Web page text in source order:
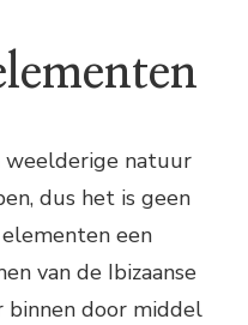
weelderige natuur
dus het is geen
een
van de Ibizaanse
binnen door middel